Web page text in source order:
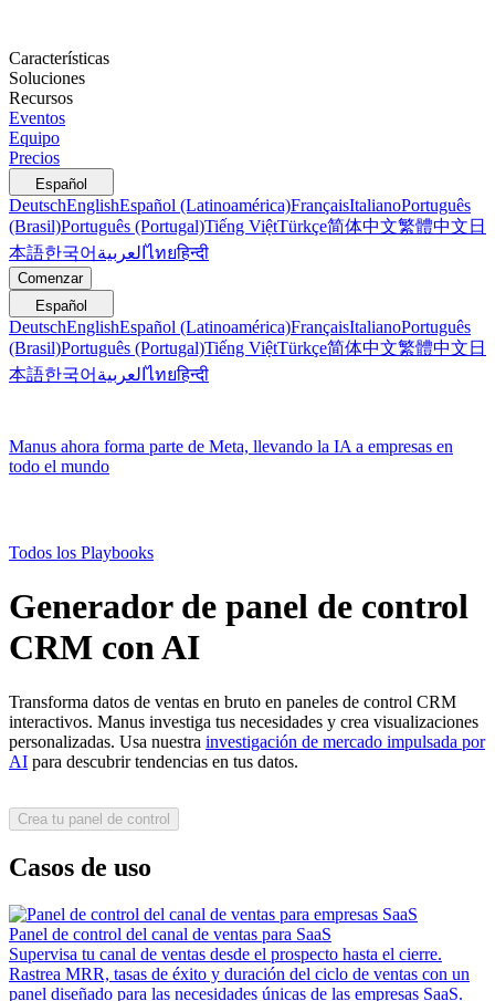
Características
Soluciones
Recursos
Eventos
Equipo
Precios
Español
DeutschEnglishEspañol (Latinoamérica)FrançaisItalianoPortuguês
(Brasil)Português (Portugal)Tiếng ViệtTürkçe简体中文繁體中文 日
本語한국어 العربيةไทยहिन्दी
Comenzar
Español
DeutschEnglishEspañol (Latinoamérica)FrançaisItalianoPortuguês
(Brasil)Português (Portugal)Tiếng ViệtTürkçe简体中文繁體中文 日
本語한국어 العربيةไทยहिन्दी
Manus ahora forma parte de Meta, llevando la IA a empresas en
todo el mundo
Todos los Playbooks
Generador de panel de control
CRM con AI
Transforma datos de ventas en bruto en paneles de control CRM
interactivos. Manus investiga tus necesidades y crea visualizaciones
personalizadas. Usa nuestra investigación de mercado impulsada por
AI para descubrir tendencias en tus datos.
Crea tu panel de control
Casos de uso
Panel de control del canal de ventas para SaaS
Supervisa tu canal de ventas desde el prospecto hasta el cierre.
Rastrea MRR, tasas de éxito y duración del ciclo de ventas con un
panel diseñado para las necesidades únicas de las empresas SaaS.